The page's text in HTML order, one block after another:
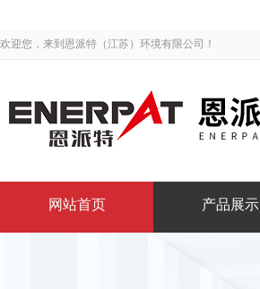
欢迎您，来到恩派特（江苏）环境有限公司！
网站首页 产品展示